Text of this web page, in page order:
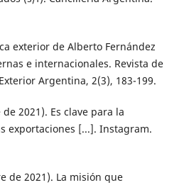
exterior de Alberto Fernández
e internacionales. Revista de
Argentina, 2(3), 183-199.
2021). Es clave para la
exportaciones [...]. Instagram.
de 2021). La misión que